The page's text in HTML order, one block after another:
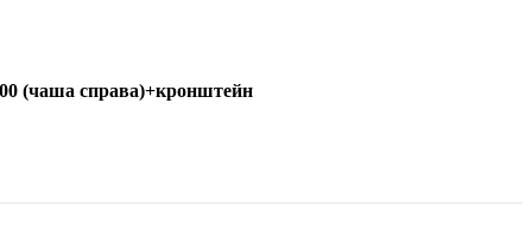
(чаша справа)+кронштейн